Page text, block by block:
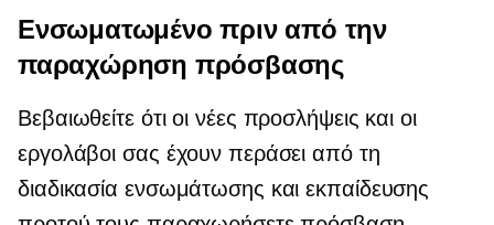
Ενσωματωμένο πριν από την
παραχώρηση πρόσβασης
Βεβαιωθείτε ότι οι νέες προσλήψεις και οι
εργολάβοι σας έχουν περάσει από τη
διαδικασία ενσωμάτωσης και εκπαίδευσης